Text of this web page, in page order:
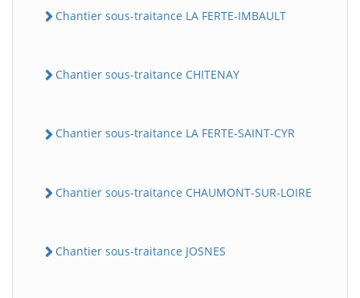
Chantier sous-traitance LA FERTE-IMBAULT
Chantier sous-traitance CHITENAY
Chantier sous-traitance LA FERTE-SAINT-CYR
Chantier sous-traitance CHAUMONT-SUR-LOIRE
Chantier sous-traitance JOSNES